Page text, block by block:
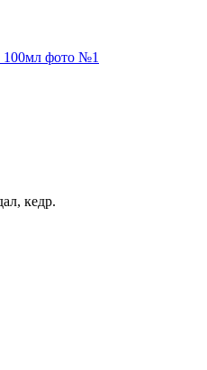
кедр.